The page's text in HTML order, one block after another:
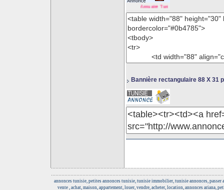
Annuaire Tunisie Annonce
Bannière rectangulaire 88 X 31
annonces tunisie, petites annonces tunisie, tunisie immobilier, tunisie annonces, passer
vente , achat, maison, appartement, louer, vendre, acheter, location, annonces ariana,